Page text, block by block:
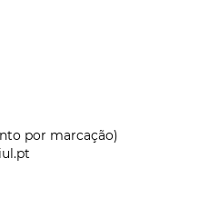
por marcação)